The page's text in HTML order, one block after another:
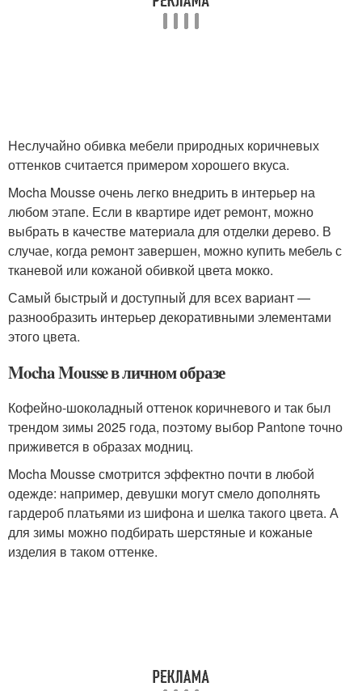
Неслучайно обивка мебели природных коричневых
оттенков считается примером хорошего вкуса.
Mocha Mousse очень легко внедрить в интерьер на
любом этапе. Если в квартире идет ремонт, можно
выбрать в качестве материала для отделки дерево. В
случае, когда ремонт завершен, можно купить мебель с
тканевой или кожаной обивкой цвета мокко.
Самый быстрый и доступный для всех вариант —
разнообразить интерьер декоративными элементами
этого цвета.
Mocha Mousse в личном образе
Кофейно-шоколадный оттенок коричневого и так был
трендом зимы 2025 года, поэтому выбор Pantone точно
приживется в образах модниц.
Mocha Mousse смотрится эффектно почти в любой
одежде: например, девушки могут смело дополнять
гардероб платьями из шифона и шелка такого цвета. А
для зимы можно подбирать шерстяные и кожаные
изделия в таком оттенке.